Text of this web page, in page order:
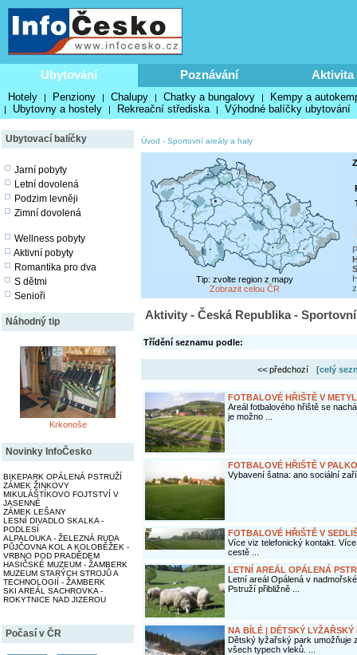
Ubytování Poznávání Aktivita
Hotely | Penziony | Chalupy | Chatky a bungalovy | Kempy a
| Ubytovny a hostely | Rekreační střediska | Výhodné balíčky ubytování
Ubytovací balíčky
Jarní pobyty
Letní dovolená
Podzim levněji
Zimní dovolená
Wellness pobyty
Aktivní pobyty
Romantika pro dva
S dětmi
Senioři
Náhodný tip
Krkonoše
Novinky InfoČesko
BIKEPARK OPÁLENÁ PSTRUŽÍ
ZÁMEK ŽINKOVY
MIKULÁŠTÍKOVO FOJTSTVÍ V
JASENNÉ
ZÁMEK LEŠANY
LESNÍ DIVADLO SKALKA -
PODLESÍ
ALPALOUKA - ŽELEZNÁ RUDA
PŮJČOVNA KOL A KOLOBĚŽEK -
VRBNO POD PRADĚDEM
HASIČSKÉ MUZEUM - ŽAMBERK
MUZEUM STARÝCH STROJŮ A
TECHNOLOGIÍ - ŽAMBERK
SKI AREÁL SACHROVKA -
ROKYTNICE NAD JIZEROU
Počasí v ČR
Úvod - Sportovní areály a haly
Tip: zvolte region z mapy
Zobrazit celou ČR
Aktivity - Česká Republika -
Třídění seznamu podle:
<< předchozí [celý
FOTBALOVÉ HŘIŠTĚ V
Areál fotbalového hřiště se
je možno ...
FOTBALOVÉ HŘIŠTĚ V
Vybavení šatna: ano sociální
FOTBALOVÉ HŘIŠTĚ V
Více viz telefonický kontakt.
cestě ...
LETNÍ AREÁL OPÁLENÁ
Letní areál Opálená v
Pstruží přibližně ...
NA BÍLÉ | DĚTSKÝ LYŽAŘSKÝ
Dětský lyžařský park umožňuje
všech typech vleků. ...